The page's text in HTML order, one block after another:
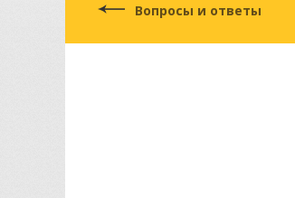
Вопросы и ответы